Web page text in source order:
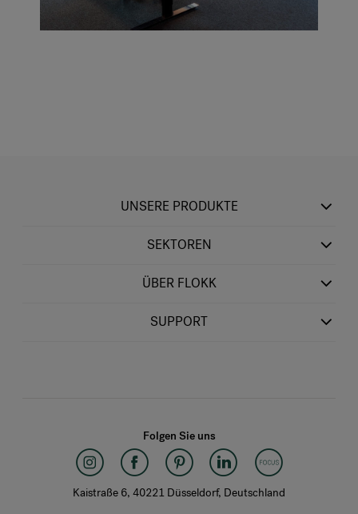
UNSERE PRODUKTE
SEKTOREN
ÜBER FLOKK
SUPPORT
Folgen Sie uns
Kaistraße 6, 40221 Düsseldorf, Deutschland